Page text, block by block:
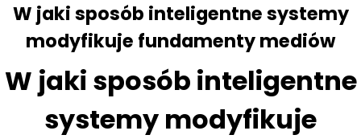
W jaki sposób inteligentne systemy
modyfikuje fundamenty mediów
W jaki sposób inteligentne
systemy modyfikuje